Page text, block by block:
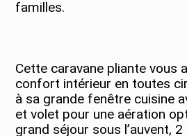
familles.
Cette caravane pliante vous
confort intérieur en toutes
à sa grande fenêtre cuisine
et volet pour une aération
grand séjour sous l’auvent,